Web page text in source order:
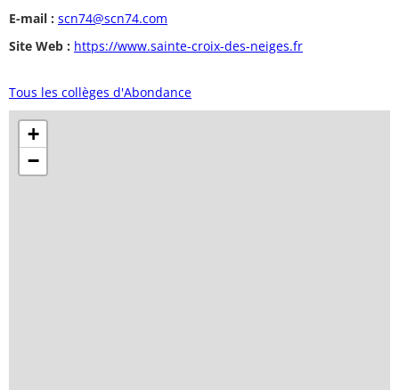
E-mail : scn74@scn74.com
Site Web : https://www.sainte-croix-des-neiges.fr
Tous les collèges d'Abondance
+
−